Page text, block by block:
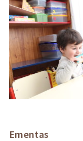
Ementas